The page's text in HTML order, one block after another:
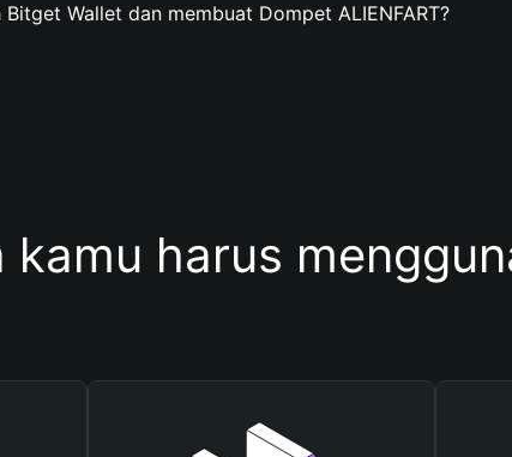
Wallet dan membuat Dompet ALIENFART?
kamu harus